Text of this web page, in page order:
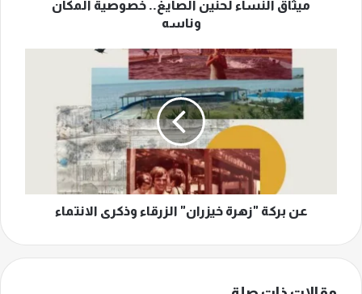
ميثاق النساء لحنين الصايغ.. خصوصية المكان
وناسه
خيزران"
عن بركة "زهرة خيزران" الزرقاء وذكرى الانتماء